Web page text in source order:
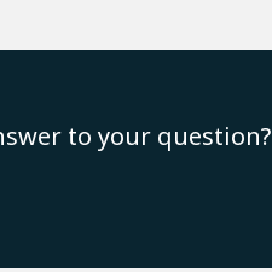
to your question?